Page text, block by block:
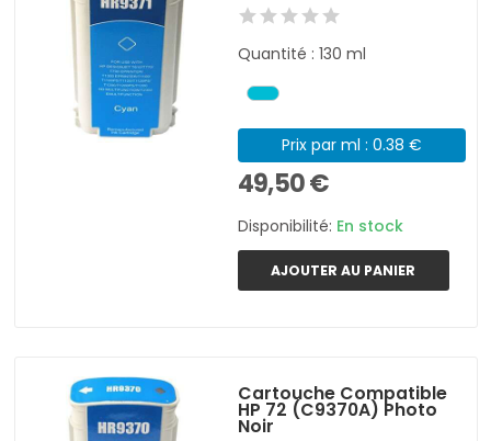
Quantité : 130 ml
Prix par ml : 0.38 €
49,50 €
Disponibilité: En stock
AJOUTER AU PANIER
Cartouche Compatible
HP 72 (C9370A) Photo
Noir